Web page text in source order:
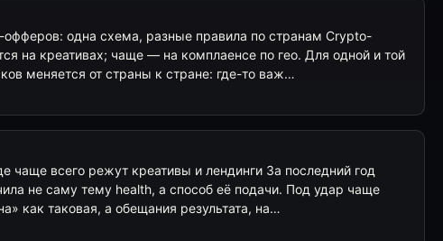
одна схема, разные правила по странам Crypto-
на креативах; чаще — на комплаенсе по гео. Для одной и той
меняется от страны к стране: где-то важ…
чаще всего режут креативы и лендинги За последний год
не саму тему health, а способ её подачи. Под удар чаще
как таковая, а обещания результата, на…